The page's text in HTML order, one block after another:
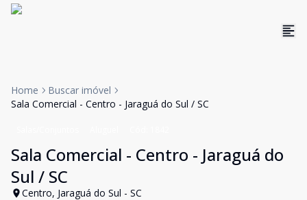
Home
Buscar imóvel
Sala Comercial - Centro - Jaraguá do Sul / SC
Sala Comercial - Centro - Jaraguá do
Sul / SC
Centro, Jaraguá do Sul - SC